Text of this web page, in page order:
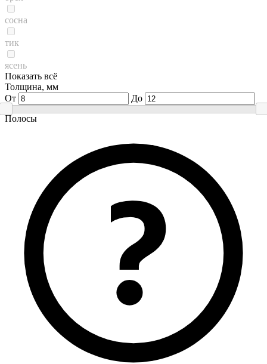
сосна
тик
ясень
Показать всё
Толщина, мм
От
До
Полосы